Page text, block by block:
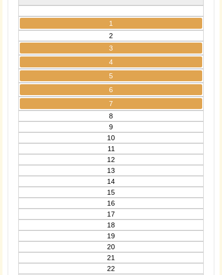
1
2
3
4
5
6
7
8
9
10
11
12
13
14
15
16
17
18
19
20
21
22